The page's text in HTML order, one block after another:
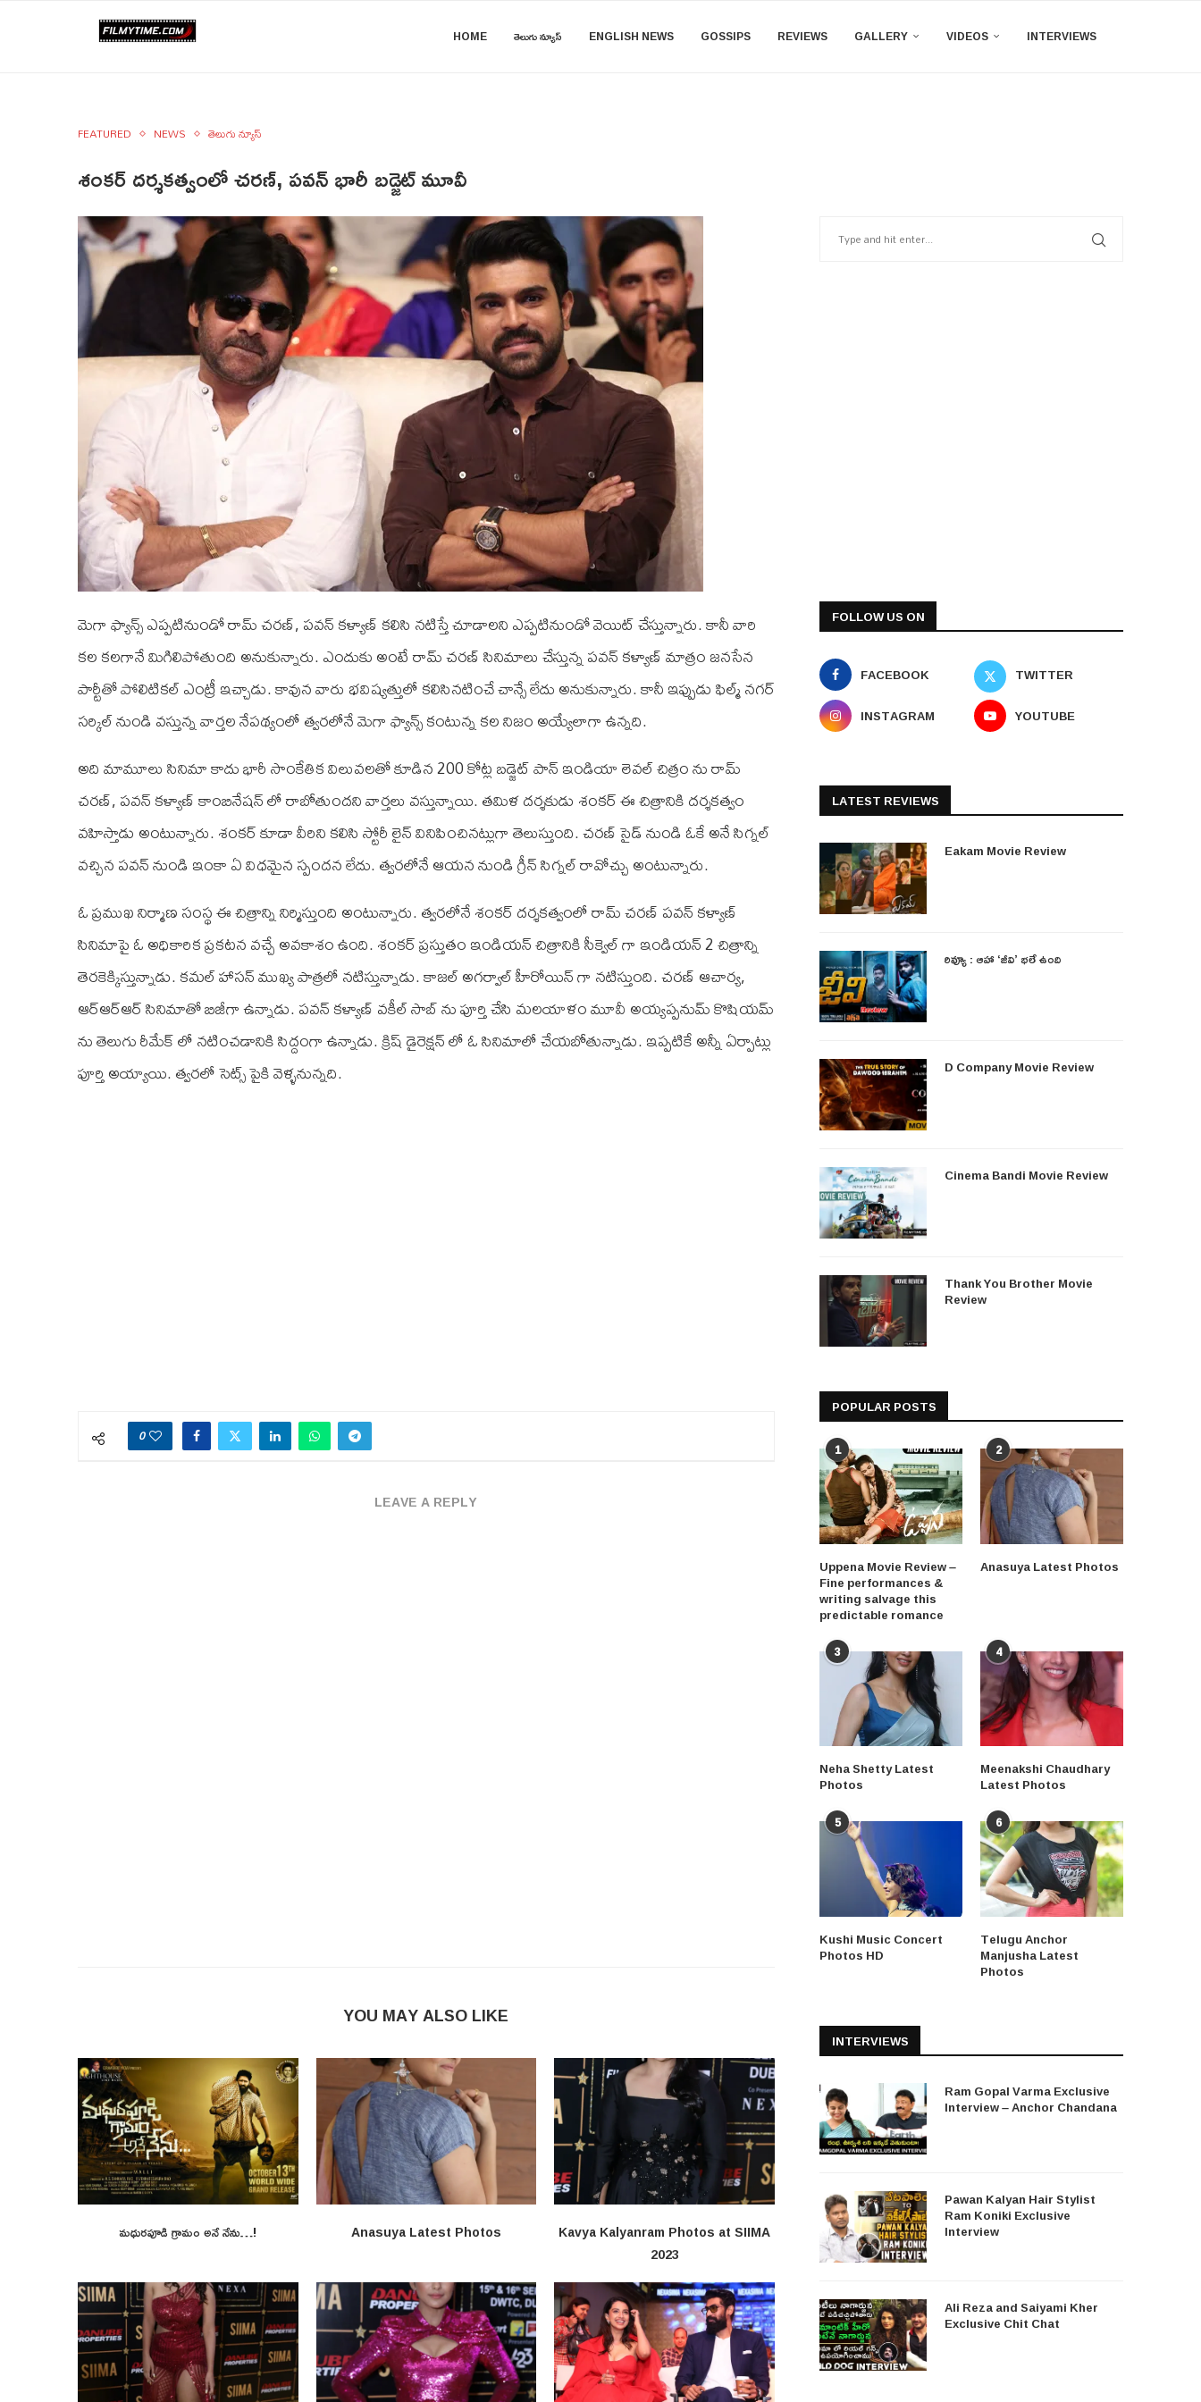
HOME తెలుగు న్యూస్ ENGLISH NEWS GOSSIPS REVIEWS GALLERY VIDEOS INTERVIEWS
FEATURED NEWS తెలుగు న్యూస్
శంకర్ దర్శకత్వంలో చరణ్, పవన్ భారీ బడ్జెట్ మూవీ
మెగా ఫ్యాన్స్ ఎప్పటినుండో రామ్ చరణ్, పవన్ కళ్యాణ్ కలిసి నటిస్తే చూడాలని ఎప్పటినుండో వెయిట్ చేస్తున్నారు. కానీ వారి
కల కలగానే మిగిలిపోతుంది అనుకున్నారు. ఎందుకు అంటే రామ్ చరణ్ సినిమాలు చేస్తున్న పవన్ కళ్యాణ్ మాత్రం జనసేన
పార్టీతో పోలిటికల్ ఎంట్రీ ఇచ్చాడు. కావున వారు భవిష్యత్తులో కలిసినటించే చాన్సే లేదు అనుకున్నారు. కానీ ఇప్పుడు ఫిల్మ్ నగర్
సర్కిల్ నుండి వస్తున్న వార్తల నేపథ్యంలో త్వరలోనే మెగా ఫ్యాన్స్ కంటున్న కల నిజం అయ్యేలాగా ఉన్నది.
అది మామూలు సినిమా కాదు భారీ సాంకేతిక విలువలతో కూడిన 200 కోట్ల బడ్జెట్ పాన్ ఇండియా లెవల్ చిత్రం ను రామ్
చరణ్, పవన్ కళ్యాణ్ కాంబినేషన్ లో రాబోతుందని వార్తలు వస్తున్నాయి. తమిళ దర్శకుడు శంకర్ ఈ చిత్రానికి దర్శకత్వం
వహిస్తాడు అంటున్నారు. శంకర్ కూడా వీరిని కలిసి స్టోరీ లైన్ వినిపించినట్లుగా తెలుస్తుంది. చరణ్ సైడ్ నుండి ఓకే అనే సిగ్నల్
వచ్చిన పవన్ నుండి ఇంకా ఏ విధమైన స్పందన లేదు. త్వరలోనే ఆయన నుండి గ్రీన్ సిగ్నల్ రావోచ్చు అంటున్నారు.
ఓ ప్రముఖ నిర్మాణ సంస్థ ఈ చిత్రాన్ని నిర్మిస్తుంది అంటున్నారు. త్వరలోనే శంకర్ దర్శకత్వంలో రామ్ చరణ్ పవన్ కళ్యాణ్
సినిమాపై ఓ అధికారిక ప్రకటన వచ్చే అవకాశం ఉంది. శంకర్ ప్రస్తుతం ఇండియన్ చిత్రానికి సీక్వెల్ గా ఇండియన్ 2 చిత్రాన్ని
తెరకెక్కిస్తున్నాడు. కమల్ హాసన్ ముఖ్య పాత్రలో నటిస్తున్నాడు. కాజల్ అగర్వాల్ హీరోయిన్ గా నటిస్తుంది. చరణ్ ఆచార్య,
ఆర్ఆర్ఆర్ సినిమాతో బిజీగా ఉన్నాడు. పవన్ కళ్యాణ్ వకీల్ సాబ్ ను పూర్తి చేసి మలయాళం మూవీ అయ్యప్పనుమ్ కొషియమ్
ను తెలుగు రీమేక్ లో నటించడానికి సిద్దంగా ఉన్నాడు. క్రిష్ డైరెక్షన్ లో ఓ సినిమాలో చేయబోతున్నాడు. ఇప్పటికే అన్నీ ఏర్పాట్లు
పూర్తి అయ్యాయి. త్వరలో సెట్స్ పైకి వెళ్ళనున్నది.
0
LEAVE A REPLY
YOU MAY ALSO LIKE
మధురపూడి గ్రామం అనే నేను…! Anasuya Latest Photos
Kavya Kalyanram Photos at SIIMA
2023
FOLLOW US ON
FACEBOOK
TWITTER
INSTAGRAM
YOUTUBE
LATEST REVIEWS
Eakam Movie Review
రివ్యూ : ఆహా ‘జీవి’ భలే ఉంది
D Company Movie Review
Cinema Bandi Movie Review
Thank You Brother Movie
Review
POPULAR POSTS
1
Uppena Movie Review –
Fine performances &
writing salvage this
predictable romance
2
Anasuya Latest Photos
3
Neha Shetty Latest
Photos
4
Meenakshi Chaudhary
Latest Photos
5
Kushi Music Concert
Photos HD
6
Telugu Anchor
Manjusha Latest
Photos
INTERVIEWS
Ram Gopal Varma Exclusive
Interview – Anchor Chandana
Pawan Kalyan Hair Stylist
Ram Koniki Exclusive
Interview
Ali Reza and Saiyami Kher
Exclusive Chit Chat